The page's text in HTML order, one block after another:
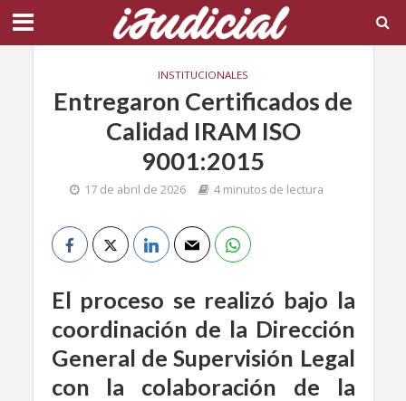
INSTITUCIONALES
Entregaron Certificados de
Calidad IRAM ISO
9001:2015
17 de abril de 2026 4 minutos de lectura
El proceso se realizó bajo la
coordinación de la Dirección
General de Supervisión Legal
con la colaboración de la